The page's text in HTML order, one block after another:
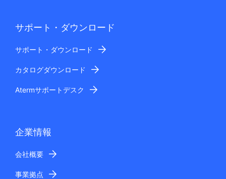
サポート・ダウンロード
サポート・ダウンロード
カタログダウンロード
Atermサポートデスク
企業情報
会社概要
事業拠点